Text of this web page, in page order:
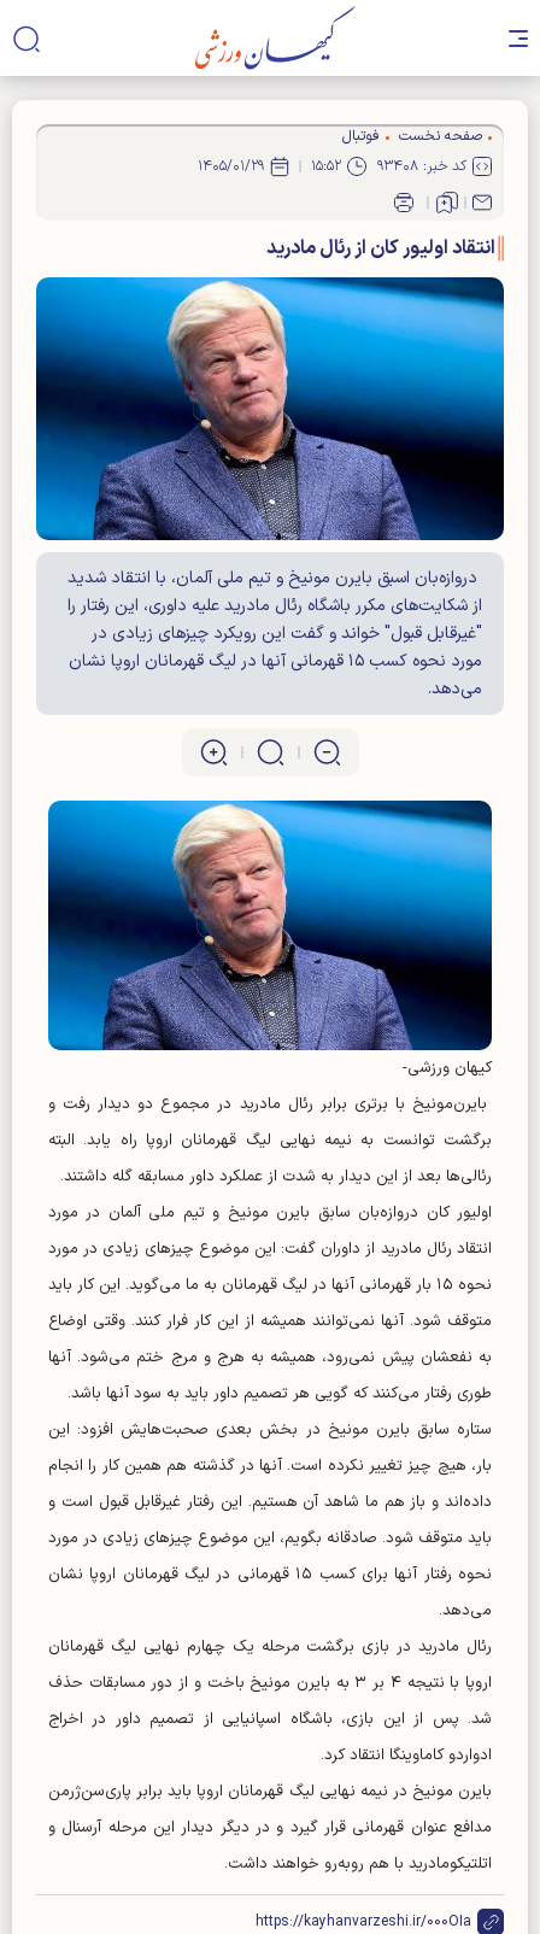
صفحه نخست
فوتبال
کد خبر: ۹۳۴۰۸
۱۵:۵۲ ۱۴۰۵/۰۱/۲۹
انتقاد اولیور کان از رئال مادرید
دروازه‌بان اسبق بایرن مونیخ و تیم ملی آلمان، با انتقاد شدید
از شکایت‌های مکرر باشگاه رئال مادرید علیه داوری، این رفتار را
"غیرقابل قبول" خواند و گفت این رویکرد چیز‌های زیادی در
مورد نحوه کسب ۱۵ قهرمانی آنها در لیگ قهرمانان اروپا نشان
می‌دهد.
کیهان ورزشی-
بایرن‌مونیخ با برتری برابر رئال مادرید در مجموع دو دیدار رفت و
برگشت توانست به نیمه نهایی لیگ قهرمانان اروپا راه یابد. البته
رئالی‌ها بعد از این دیدار به شدت از عملکرد داور مسابقه گله داشتند.
اولیور کان دروازه‌بان سابق بایرن مونیخ و تیم ملی آلمان در مورد
انتقاد رئال مادرید از داوران گفت: این موضوع چیز‌های زیادی در مورد
نحوه ۱۵ بار قهرمانی آنها در لیگ قهرمانان به ما می‌گوید. این کار باید
متوقف شود. آنها نمی‌توانند همیشه از این کار فرار کنند. وقتی اوضاع
به نفعشان پیش نمی‌رود، همیشه به هرج و مرج ختم می‌شود. آنها
طوری رفتار می‌کنند که گویی هر تصمیم داور باید به سود آنها باشد.
ستاره سابق بایرن مونیخ در بخش بعدی صحبت‌هایش افزود: این
بار، هیچ چیز تغییر نکرده است. آنها در گذشته هم همین کار را انجام
داده‌اند و باز هم ما شاهد آن هستیم. این رفتار غیرقابل قبول است و
باید متوقف شود. صادقانه بگویم، این موضوع چیز‌های زیادی در مورد
نحوه رفتار آنها برای کسب ۱۵ قهرمانی در لیگ قهرمانان اروپا نشان
می‌دهد.
رئال مادرید در بازی برگشت مرحله یک چهارم نهایی لیگ قهرمانان
اروپا با نتیجه ۴ بر ۳ به بایرن مونیخ باخت و از دور مسابقات حذف
شد. پس از این بازی، باشگاه اسپانیایی از تصمیم داور در اخراج
ادواردو کاماوینگا انتقاد کرد.
بایرن مونیخ در نیمه نهایی لیگ قهرمانان اروپا باید برابر پاری‌سن‌ژرمن
مدافع عنوان قهرمانی قرار گیرد و در دیگر دیدار این مرحله آرسنال و
اتلتیکومادرید با هم رو‌به‌رو خواهند داشت.
https://kayhanvarzeshi.ir/000OIa